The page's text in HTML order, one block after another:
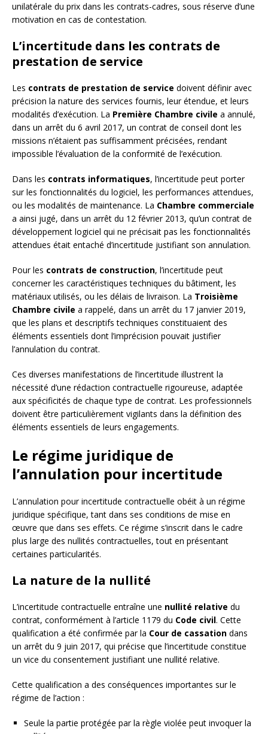
unilatérale du prix dans les contrats-cadres, sous réserve d’une
motivation en cas de contestation.
L’incertitude dans les contrats de
prestation de service
Les contrats de prestation de service doivent définir avec
précision la nature des services fournis, leur étendue, et leurs
modalités d’exécution. La Première Chambre civile a annulé,
dans un arrêt du 6 avril 2017, un contrat de conseil dont les
missions n’étaient pas suffisamment précisées, rendant
impossible l’évaluation de la conformité de l’exécution.
Dans les contrats informatiques, l’incertitude peut porter
sur les fonctionnalités du logiciel, les performances attendues,
ou les modalités de maintenance. La Chambre commerciale
a ainsi jugé, dans un arrêt du 12 février 2013, qu’un contrat de
développement logiciel qui ne précisait pas les fonctionnalités
attendues était entaché d’incertitude justifiant son annulation.
Pour les contrats de construction, l’incertitude peut
concerner les caractéristiques techniques du bâtiment, les
matériaux utilisés, ou les délais de livraison. La Troisième
Chambre civile a rappelé, dans un arrêt du 17 janvier 2019,
que les plans et descriptifs techniques constituaient des
éléments essentiels dont l’imprécision pouvait justifier
l’annulation du contrat.
Ces diverses manifestations de l’incertitude illustrent la
nécessité d’une rédaction contractuelle rigoureuse, adaptée
aux spécificités de chaque type de contrat. Les professionnels
doivent être particulièrement vigilants dans la définition des
éléments essentiels de leurs engagements.
Le régime juridique de
l’annulation pour incertitude
L’annulation pour incertitude contractuelle obéit à un régime
juridique spécifique, tant dans ses conditions de mise en
œuvre que dans ses effets. Ce régime s’inscrit dans le cadre
plus large des nullités contractuelles, tout en présentant
certaines particularités.
La nature de la nullité
L’incertitude contractuelle entraîne une nullité relative du
contrat, conformément à l’article 1179 du Code civil. Cette
qualification a été confirmée par la Cour de cassation dans
un arrêt du 9 juin 2017, qui précise que l’incertitude constitue
un vice du consentement justifiant une nullité relative.
Cette qualification a des conséquences importantes sur le
régime de l’action :
Seule la partie protégée par la règle violée peut invoquer la